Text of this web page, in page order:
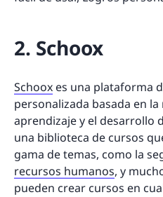
2. Schoox
Schoox es una plataforma
personalizada basada en
aprendizaje y el desarrollo
una biblioteca de cursos
gama de temas, como la
recursos humanos, y
pueden crear cursos en